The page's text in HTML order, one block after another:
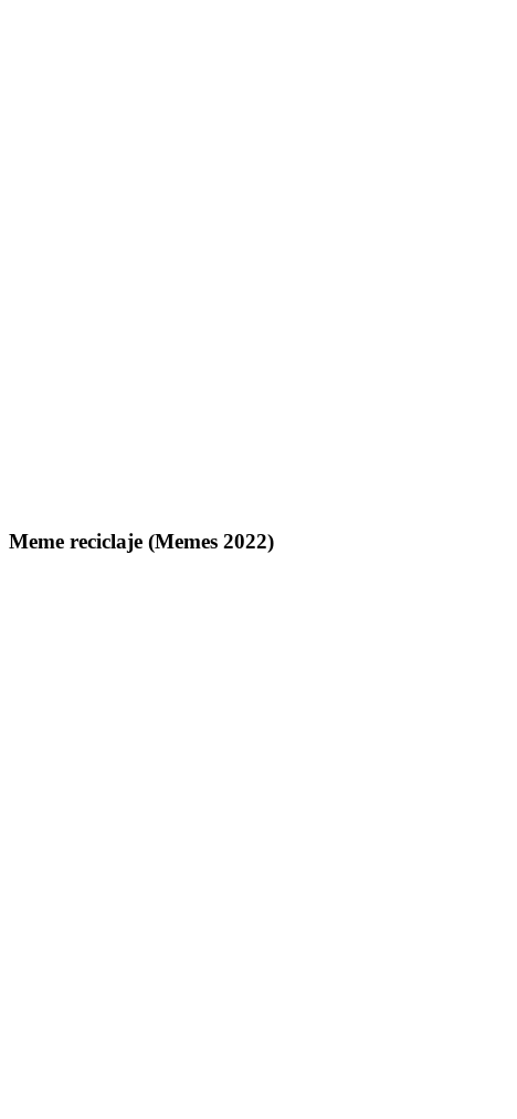
contenido
Meme reciclaje (Memes 2022)